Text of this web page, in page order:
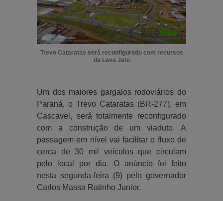
Trevo Cataratas será reconfigurado com recursos
da Lava Jato
Um dos maiores gargalos rodoviários do
Paraná, o Trevo Cataratas (BR-277), em
Cascavel, será totalmente reconfigurado
com a construção de um viaduto. A
passagem em nível vai facilitar o fluxo de
cerca de 30 mil veículos que circulam
pelo local por dia. O anúncio foi feito
nesta segunda-feira (9) pelo governador
Carlos Massa Ratinho Junior.